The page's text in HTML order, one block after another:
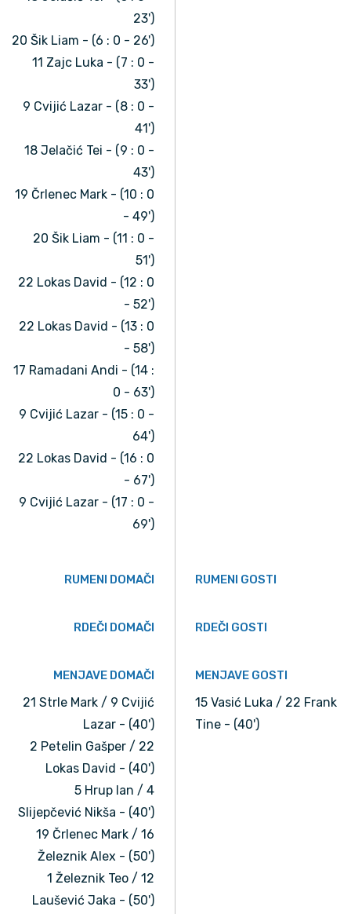
23')
20 Šik Liam - (6 : 0 - 26')
11 Zajc Luka - (7 : 0 -
33')
9 Cvijić Lazar - (8 : 0 -
41')
18 Jelačić Tei - (9 : 0 -
43')
19 Črlenec Mark - (10 : 0
- 49')
20 Šik Liam - (11 : 0 -
51')
22 Lokas David - (12 : 0
- 52')
22 Lokas David - (13 : 0
- 58')
17 Ramadani Andi - (14 :
0 - 63')
9 Cvijić Lazar - (15 : 0 -
64')
22 Lokas David - (16 : 0
- 67')
9 Cvijić Lazar - (17 : 0 -
69')
RUMENI DOMAČI RUMENI GOSTI
RDEČI DOMAČI RDEČI GOSTI
MENJAVE DOMAČI
21 Strle Mark / 9 Cvijić
Lazar - (40')
2 Petelin Gašper / 22
Lokas David - (40')
5 Hrup Ian / 4
Slijepčević Nikša - (40')
19 Črlenec Mark / 16
Železnik Alex - (50')
1 Železnik Teo / 12
Laušević Jaka - (50')
MENJAVE GOSTI
15 Vasić Luka / 22 Frank
Tine - (40')